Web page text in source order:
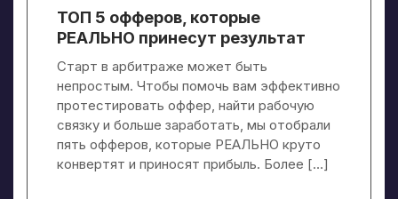
ТОП 5 офферов, которые
РЕАЛЬНО принесут результат
Старт в арбитраже может быть
непростым. Чтобы помочь вам эффективно
протестировать оффер, найти рабочую
связку и больше заработать, мы отобрали
пять офферов, которые РЕАЛЬНО круто
конвертят и приносят прибыль. Более […]